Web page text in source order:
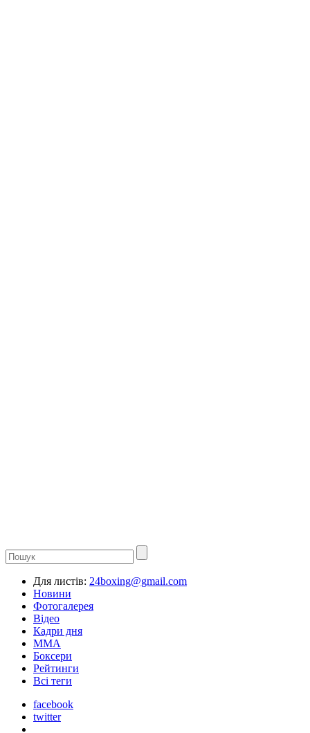
Для листів: 24boxing@gmail.com
Новини
Фотогалерея
Відео
Кадри дня
ММА
Боксери
Рейтинги
Всі теги
facebook
twitter